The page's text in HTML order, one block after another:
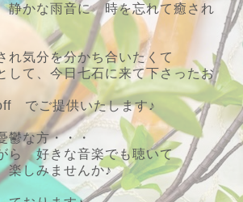
静かな雨音に 時を忘れて癒され
れ気分を分かち合いたくて
して、今日七石に来て下さったお
でご提供いたします♪
鬱な方・・・
ら 好きな音楽でも聴いて
しみませんか♪